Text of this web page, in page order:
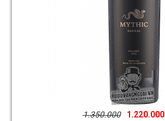
1.350.000
1.220.000